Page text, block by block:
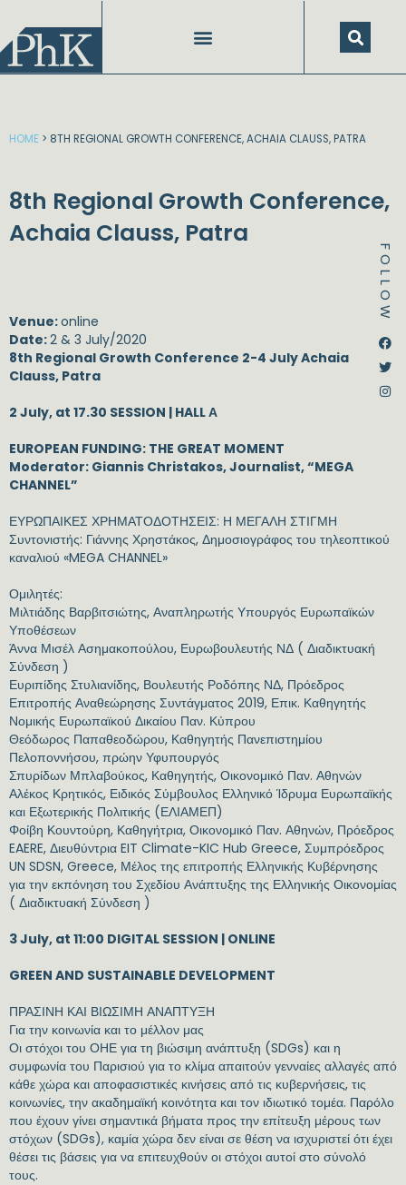
content
FOLLOW
HOME > 8TH REGIONAL GROWTH CONFERENCE, ACHAIA CLAUSS, PATRA
8th Regional Growth Conference,
Achaia Clauss, Patra
Venue:online
Date:2 & 3 July/2020
8th Regional Growth Conference 2-4 July Achaia
Clauss, Patra
2 July, at 17.30 SESSION | HALL Α
EUROPEAN FUNDING: THE GREAT MOMENT
Moderator: Giannis Christakos, Journalist, “MEGA
CHANNEL”
ΕΥΡΩΠΑΙΚΕΣ ΧΡΗΜΑΤΟΔΟΤΗΣΕΙΣ: Η ΜΕΓΑΛΗ ΣΤΙΓΜΗ
Συντονιστής: Γιάννης Χρηστάκος, Δημοσιογράφος του τηλεοπτικού
καναλιού «MEGA CHANNEL»
Ομιλητές:
Μιλτιάδης Βαρβιτσιώτης, Αναπληρωτής Υπουργός Ευρωπαϊκών
Υποθέσεων
Άννα Μισέλ Ασημακοπούλου, Ευρωβουλευτής ΝΔ ( Διαδικτυακή
Σύνδεση )
Ευριπίδης Στυλιανίδης, Βουλευτής Ροδόπης ΝΔ, Πρόεδρος
Επιτροπής Αναθεώρησης Συντάγματος 2019, Επικ. Καθηγητής
Νομικής Ευρωπαϊκού Δικαίου Παν. Κύπρου
Θεόδωρος Παπαθεοδώρου, Καθηγητής Πανεπιστημίου
Πελοποννήσου, πρώην Υφυπουργός
Σπυρίδων Μπλαβούκος, Καθηγητής, Οικονομικό Παν. Αθηνών
Αλέκος Κρητικός, Ειδικός Σύμβουλος Ελληνικό Ίδρυμα Ευρωπαϊκής
και Εξωτερικής Πολιτικής (ΕΛΙΑΜΕΠ)
Φοίβη Κουντούρη, Καθηγήτρια, Οικονομικό Παν. Αθηνών, Πρόεδρος
EAERE, Διευθύντρια EIT Climate-KIC Hub Greece, Συμπρόεδρος
UN SDSN, Greece, Μέλος της επιτροπής Ελληνικής Κυβέρνησης
για την εκπόνηση του Σχεδίου Ανάπτυξης της Ελληνικής Οικονομίας
( Διαδικτυακή Σύνδεση )
3 July, at 11:00 DIGITAL SESSION | ONLINE
GREEN AND SUSTAINABLE DEVELOPMENT
ΠΡΑΣΙΝΗ ΚΑΙ ΒΙΩΣΙΜΗ ΑΝΑΠΤΥΞΗ
Για την κοινωνία και το μέλλον μας
Οι στόχοι του ΟΗΕ για τη βιώσιμη ανάπτυξη (SDGs) και η
συμφωνία του Παρισιού για το κλίμα απαιτούν γενναίες αλλαγές από
κάθε χώρα και αποφασιστικές κινήσεις από τις κυβερνήσεις, τις
κοινωνίες, την ακαδημαϊκή κοινότητα και τον ιδιωτικό τομέα. Παρόλο
που έχουν γίνει σημαντικά βήματα προς την επίτευξη μέρους των
στόχων (SDGs), καμία χώρα δεν είναι σε θέση να ισχυριστεί ότι έχει
θέσει τις βάσεις για να επιτευχθούν οι στόχοι αυτοί στο σύνολό
τους.